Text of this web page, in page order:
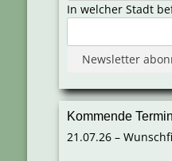
In welcher Stadt
Kommende
21.07.26 –